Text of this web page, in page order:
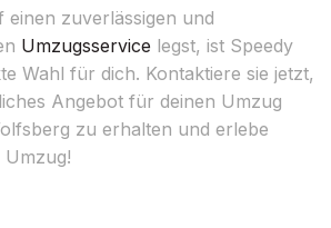
einen zuverlässigen und
Umzugsservice legst, ist Speedy
Wahl für dich. Kontaktiere sie jetzt,
Angebot für deinen Umzug
zu erhalten und erlebe